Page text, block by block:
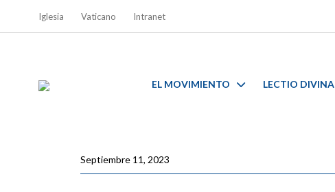
Iglesia Vaticano Intranet
EL MOVIMIENTO LECTIO DIVINA
Septiembre 11, 2023